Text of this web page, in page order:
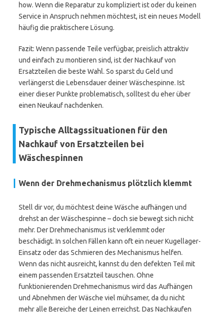
how. Wenn die Reparatur zu kompliziert ist oder du keinen
Service in Anspruch nehmen möchtest, ist ein neues Modell
häufig die praktischere Lösung.
Fazit: Wenn passende Teile verfügbar, preislich attraktiv
und einfach zu montieren sind, ist der Nachkauf von
Ersatzteilen die beste Wahl. So sparst du Geld und
verlängerst die Lebensdauer deiner Wäschespinne. Ist
einer dieser Punkte problematisch, solltest du eher über
einen Neukauf nachdenken.
Typische Alltagssituationen für den
Nachkauf von Ersatzteilen bei
Wäschespinnen
Wenn der Drehmechanismus plötzlich klemmt
Stell dir vor, du möchtest deine Wäsche aufhängen und
drehst an der Wäschespinne – doch sie bewegt sich nicht
mehr. Der Drehmechanismus ist verklemmt oder
beschädigt. In solchen Fällen kann oft ein neuer Kugellager-
Einsatz oder das Schmieren des Mechanismus helfen.
Wenn das nicht ausreicht, kannst du den defekten Teil mit
einem passenden Ersatzteil tauschen. Ohne
funktionierenden Drehmechanismus wird das Aufhängen
und Abnehmen der Wäsche viel mühsamer, da du nicht
mehr alle Bereiche der Leinen erreichst. Das Nachkaufen